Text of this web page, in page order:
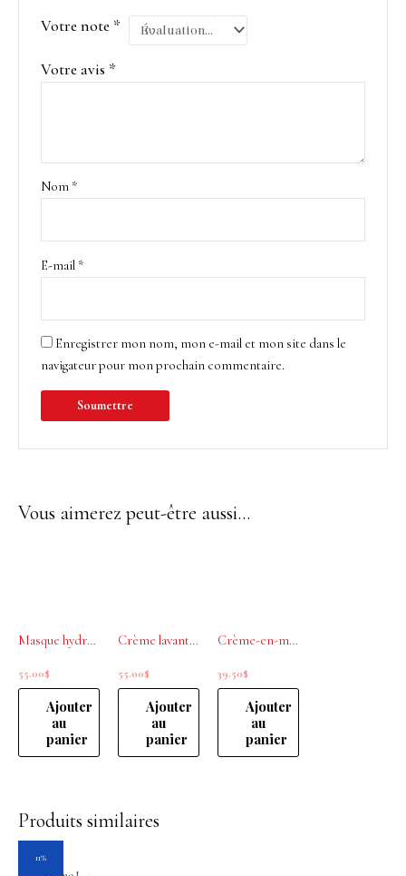
Votre note *
Votre avis *
Nom *
E-mail *
Enregistrer mon nom, mon e-mail et mon site dans le
navigateur pour mon prochain commentaire.
Vous aimerez peut-être aussi…
Masque hydratant intensif Curl Expression 8,5 oz L’ORÉAL PROFESSIONNEL
55.00$
Ajouter
au
panier
Crème lavante Curl Expression 500ml L’ORÉAL PROFESSIONNEL
55.00$
Ajouter
au
panier
Crème-en-mousse 10-en-1 Curl Expression 250ml L’ORÉAL PROFESSIONNEL
39.50$
Ajouter
au
panier
Produits similaires
11%